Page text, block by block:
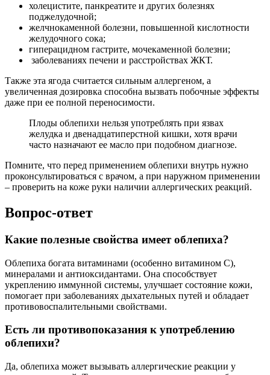
холецистите, панкреатите и других болезнях
поджелудочной;
желчнокаменной болезни, повышенной кислотности
желудочного сока;
гиперацидном гастрите, мочекаменной болезни;
заболеваниях печени и расстройствах ЖКТ.
Также эта ягода считается сильным аллергеном, а
увеличенная дозировка способна вызвать побочные эффекты
даже при ее полной переносимости.
Плоды облепихи нельзя употреблять при язвах
желудка и двенадцатиперстной кишки, хотя врачи
часто назначают ее масло при подобном диагнозе.
Помните, что перед применением облепихи внутрь нужно
проконсультироваться с врачом, а при наружном применении
– проверить на коже руки наличии аллергических реакций.
Вопрос-ответ
Какие полезные свойства имеет облепиха?
Облепиха богата витаминами (особенно витамином C),
минералами и антиоксидантами. Она способствует
укреплению иммунной системы, улучшает состояние кожи,
помогает при заболеваниях дыхательных путей и обладает
противовоспалительными свойствами.
Есть ли противопоказания к употреблению
облепихи?
Да, облепиха может вызывать аллергические реакции у